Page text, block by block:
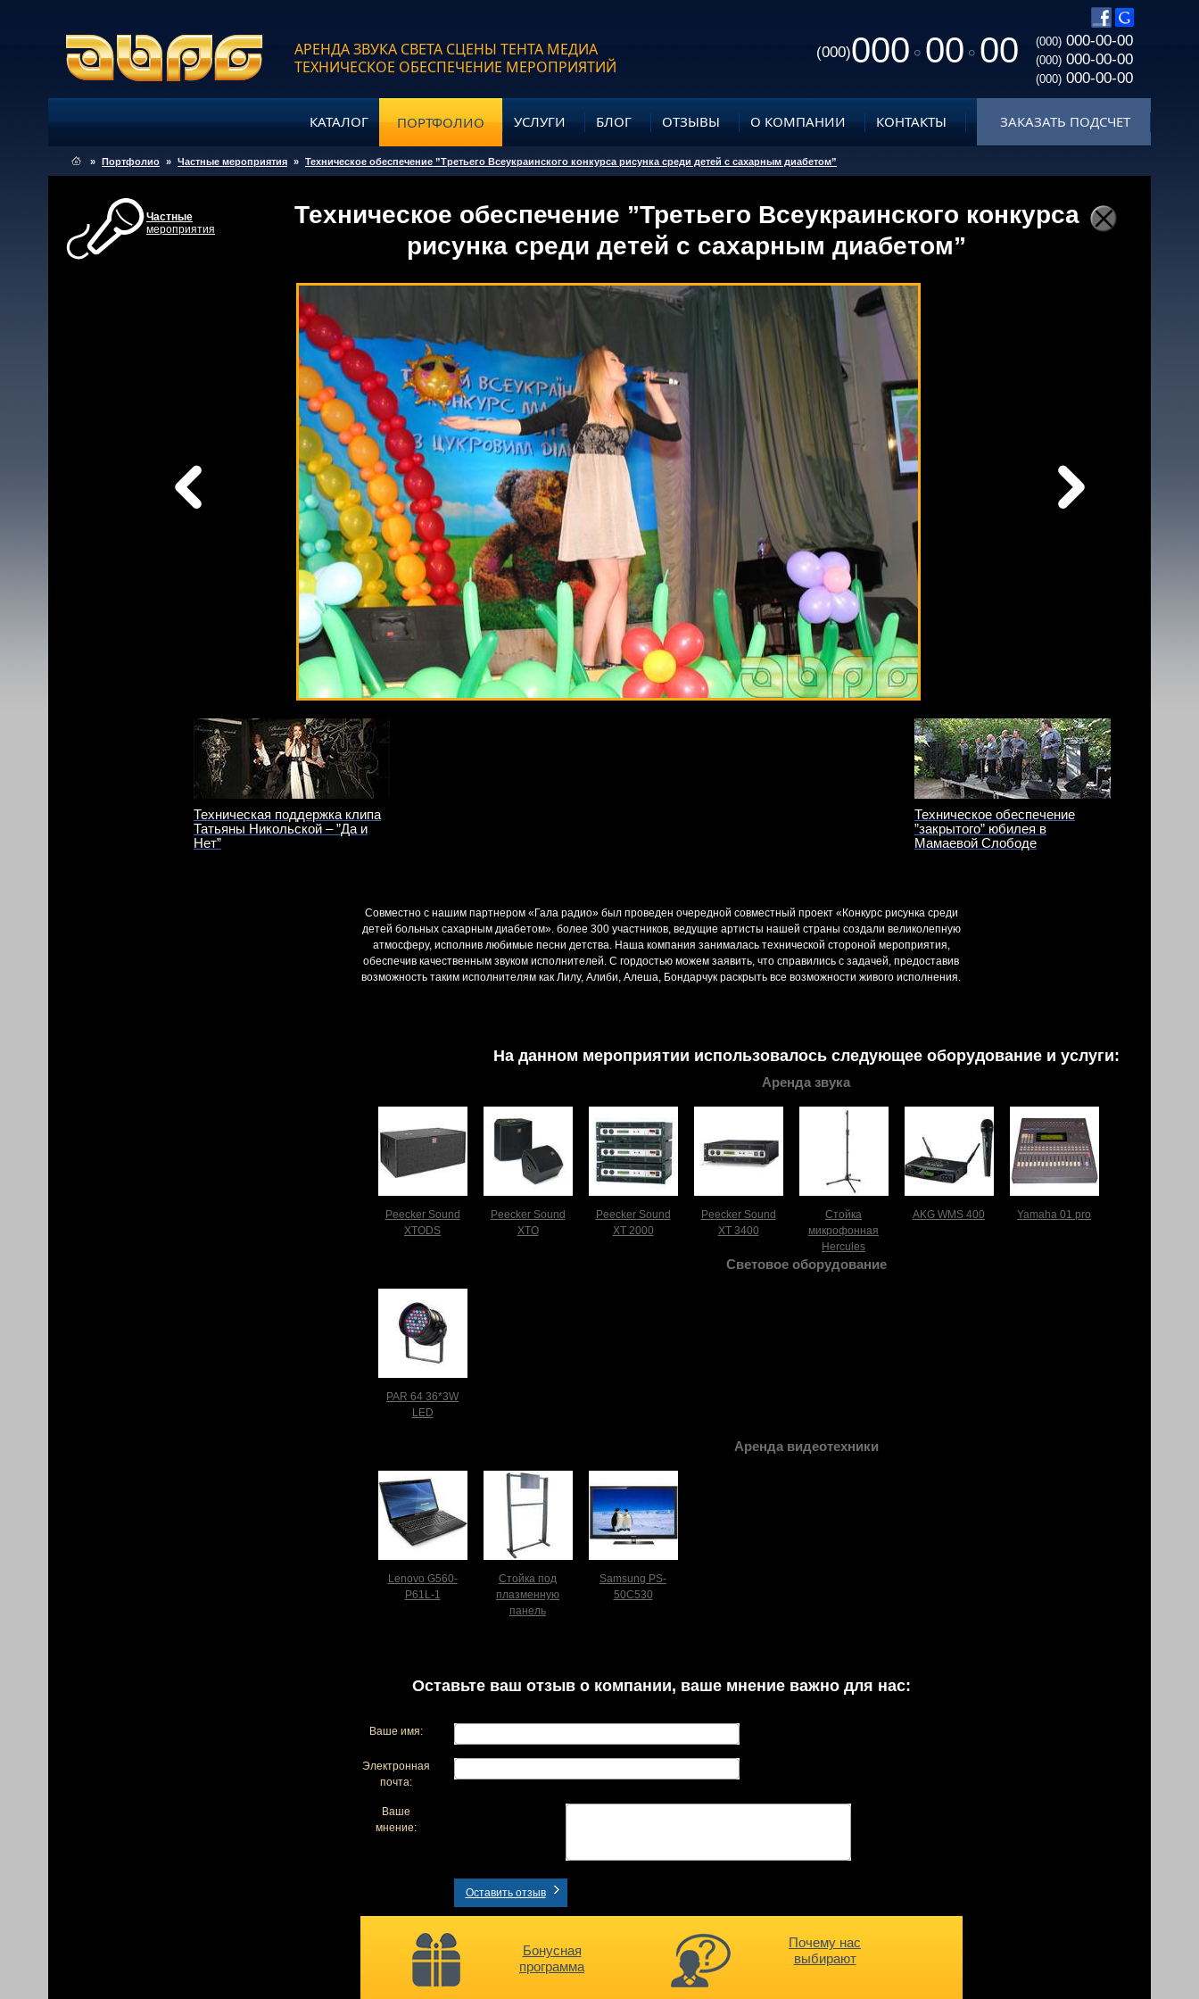
АРЕНДА ЗВУКА СВЕТА СЦЕНЫ ТЕНТА МЕДИА
ТЕХНИЧЕСКОЕ ОБЕСПЕЧЕНИЕ МЕРОПРИЯТИЙ
(000)000 00 00 (000) 000-00-00
(000) 000-00-00
(000) 000-00-00
КАТАЛОГ ПОРТФОЛИО УСЛУГИ БЛОГ ОТЗЫВЫ О КОМПАНИИ КОНТАКТЫ ЗАКАЗАТЬ ПОДСЧЕТ
» Портфолио » Частные мероприятия » Техническое обеспечение ”Третьего Всеукраинского конкурса рисунка среди детей с сахарным диабетом”
Частные
мероприятия
Техническое обеспечение ”Третьего Всеукраинского конкурса
рисунка среди детей с сахарным диабетом”
Техническая поддержка клипа
Татьяны Никольской – ”Да и
Нет”
Техническое обеспечение
”закрытого” юбилея в
Мамаевой Слободе
Совместно с нашим партнером «Гала радио» был проведен очередной совместный проект «Конкурс рисунка среди
детей больных сахарным диабетом». более 300 участников, ведущие артисты нашей страны создали великолепную
атмосферу, исполнив любимые песни детства. Наша компания занималась технической стороной мероприятия,
обеспечив качественным звуком исполнителей. С гордостью можем заявить, что справились с задачей, предоставив
возможность таким исполнителям как Лилу, Алиби, Алеша, Бондарчук раскрыть все возможности живого исполнения.
На данном мероприятии использовалось следующее оборудование и услуги:
Аренда звука
Peecker Sound
XTODS
Peecker Sound
XTO
Peecker Sound
XT 2000
Peecker Sound
XT 3400
Стойка
микрофонная
Hercules
AKG WMS 400 Yamaha 01 pro
Световое оборудование
PAR 64 36*3W
LED
Аренда видеотехники
Lenovo G560-
P61L-1
Стойка под
плазменную
панель
Samsung PS-
50C530
Оставьте ваш отзыв о компании, ваше мнение важно для нас:
Ваше имя:
Электронная
почта:
Ваше
мнение:
Оставить отзыв
Бонусная
программа
Почему нас
выбирают